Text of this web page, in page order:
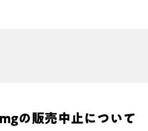
の販売中止について